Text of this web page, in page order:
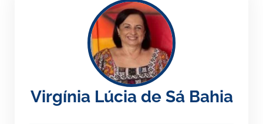
Virgínia Lúcia de Sá Bahia